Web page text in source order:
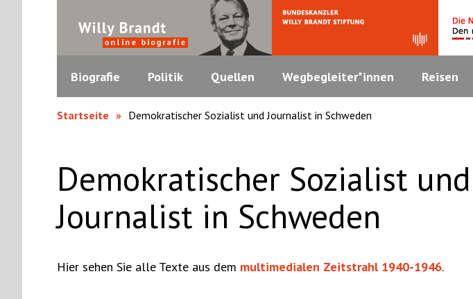
Biografie Politik Quellen Wegbegleiter*innen Reisen
Startseite
Demokratischer Sozialist und Journalist in Schweden
Demokratischer Sozialist und
Journalist in Schweden
Hier sehen Sie alle Texte aus dem multimedialen Zeitstrahl 1940-1946.